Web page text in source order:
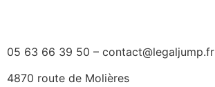
05 63 66 39 50 – contact@legaljump.fr
4870 route de Molières